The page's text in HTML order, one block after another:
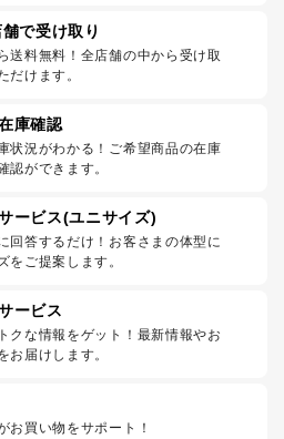
で受け取り
送料無料！全店舗の中から受け取
だけます。
庫確認
状況がわかる！ご希望商品の在庫
認ができます。
ービス(ユニサイズ)
回答するだけ！お客さまの体型に
をご提案します。
ービス
クな情報をゲット！最新情報やお
お届けします。
お買い物をサポート！